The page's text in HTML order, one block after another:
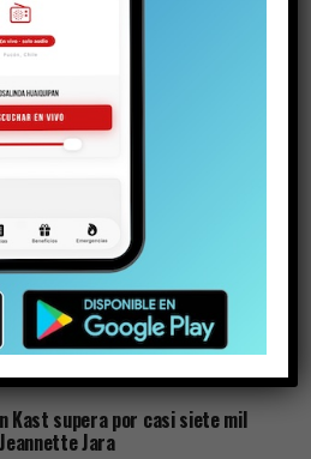
al Presidente Kast declarar
GUSTARTE
la ribera norte del lago Villarrica y
del camino al volcán: los
que el alcalde abordó con
Kast supera por casi siete mil
Jara